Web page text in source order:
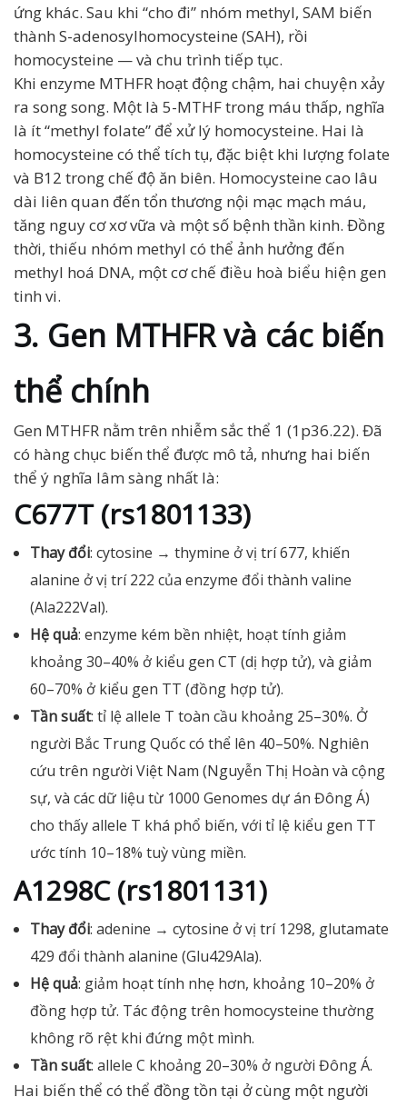
ứng khác. Sau khi “cho đi” nhóm methyl, SAM biến
thành S-adenosylhomocysteine (SAH), rồi
homocysteine — và chu trình tiếp tục.
Khi enzyme MTHFR hoạt động chậm, hai chuyện xảy
ra song song. Một là 5-MTHF trong máu thấp, nghĩa
là ít “methyl folate” để xử lý homocysteine. Hai là
homocysteine có thể tích tụ, đặc biệt khi lượng folate
và B12 trong chế độ ăn biên. Homocysteine cao lâu
dài liên quan đến tổn thương nội mạc mạch máu,
tăng nguy cơ xơ vữa và một số bệnh thần kinh. Đồng
thời, thiếu nhóm methyl có thể ảnh hưởng đến
methyl hoá DNA, một cơ chế điều hoà biểu hiện gen
tinh vi.
3. Gen MTHFR và các biến
thể chính
Gen MTHFR nằm trên nhiễm sắc thể 1 (1p36.22). Đã
có hàng chục biến thể được mô tả, nhưng hai biến
thể ý nghĩa lâm sàng nhất là:
C677T (rs1801133)
Thay đổi: cytosine → thymine ở vị trí 677, khiến
alanine ở vị trí 222 của enzyme đổi thành valine
(Ala222Val).
Hệ quả: enzyme kém bền nhiệt, hoạt tính giảm
khoảng 30–40% ở kiểu gen CT (dị hợp tử), và giảm
60–70% ở kiểu gen TT (đồng hợp tử).
Tần suất: tỉ lệ allele T toàn cầu khoảng 25–30%. Ở
người Bắc Trung Quốc có thể lên 40–50%. Nghiên
cứu trên người Việt Nam (Nguyễn Thị Hoàn và cộng
sự, và các dữ liệu từ 1000 Genomes dự án Đông Á)
cho thấy allele T khá phổ biến, với tỉ lệ kiểu gen TT
ước tính 10–18% tuỳ vùng miền.
A1298C (rs1801131)
Thay đổi: adenine → cytosine ở vị trí 1298, glutamate
429 đổi thành alanine (Glu429Ala).
Hệ quả: giảm hoạt tính nhẹ hơn, khoảng 10–20% ở
đồng hợp tử. Tác động trên homocysteine thường
không rõ rệt khi đứng một mình.
Tần suất: allele C khoảng 20–30% ở người Đông Á.
Hai biến thể có thể đồng tồn tại ở cùng một người